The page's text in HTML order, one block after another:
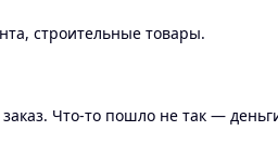
строительные товары.
Что-то пошло не так —